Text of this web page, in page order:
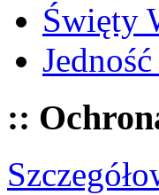
Święty
::